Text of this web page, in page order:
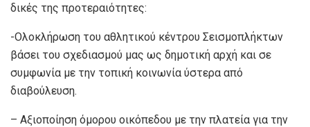
δικές της προτεραιότητες:
-Ολοκλήρωση του αθλητικού κέντρου Σεισμοπλήκτων
βάσει του σχεδιασμού μας ως δημοτική αρχή και σε
συμφωνία με την τοπική κοινωνία ύστερα από
διαβούλευση.
– Αξιοποίηση όμορου οικόπεδου με την πλατεία για την